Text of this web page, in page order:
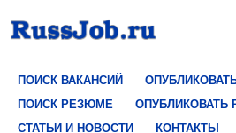
ПОИСК ВАКАНСИЙ
ПОИСК РЕЗЮМЕ
ОПУБЛИКОВАТЬ
СТАТЬИ И НОВОСТИ
КОНТАКТЫ